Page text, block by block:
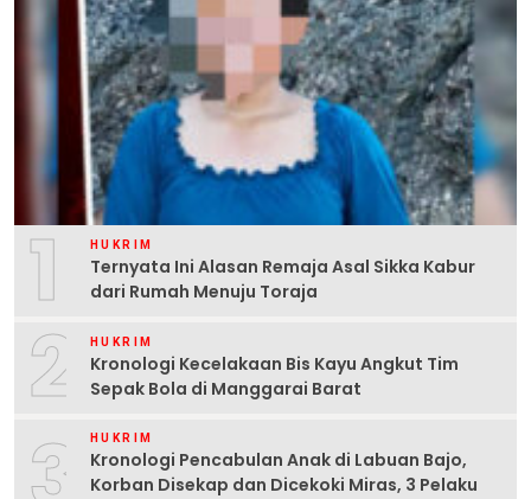
1 HUKRIM
Ternyata Ini Alasan Remaja Asal Sikka Kabur
dari Rumah Menuju Toraja
2 HUKRIM
Kronologi Kecelakaan Bis Kayu Angkut Tim
Sepak Bola di Manggarai Barat
HUKRIM
Kronologi Pencabulan Anak di Labuan Bajo,
Korban Disekap dan Dicekoki Miras, 3 Pelaku